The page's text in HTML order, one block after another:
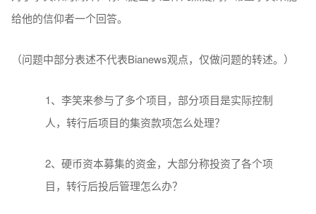
给他的信仰者一个回答。
（问题中部分表述不代表Bianews观点，仅做问题的转述。）
1、李笑来参与了多个项目，部分项目是实际控制
人，转行后项目的集资款项怎么处理？
2、硬币资本募集的资金，大部分称投资了各个项
目，转行后投后管理怎么办？